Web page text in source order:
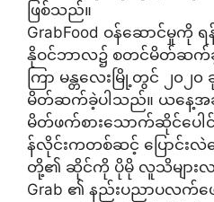
ဖြစ်သည်။
GrabFood ဝန်ဆောင်မှုကို
နိုဝင်ဘာလ၌ စတင်မိတ်ဆက်
ကြာ မန္တလေးမြို့တွင် ၂၀၂
မိတ်ဆက်ခဲ့ပါသည်။ ယနေ့အခ
မိတ်ဖက်စားသောက်ဆိုင်ပေါင်
န်လိုင်းကတစ်ဆင့် ပြောင်းလဲရ
တို့၏ ဆိုင်ကို ပိုမို လူသိများလာ
Grab ၏ နည်းပညာပလက်ဖေ